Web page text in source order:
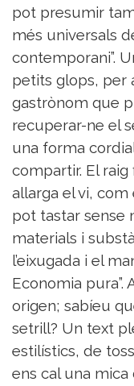
pot presumir
més universals
contemporani”.
petits glops, per
gastrònom que
recuperar-ne el
una forma
compartir. El
allarga el vi,
pot tastar sense
materials i
l’eixugada i el
Economia pura”.
origen; sabíeu
setrill? Un text
estilístics, de
ens cal una mica